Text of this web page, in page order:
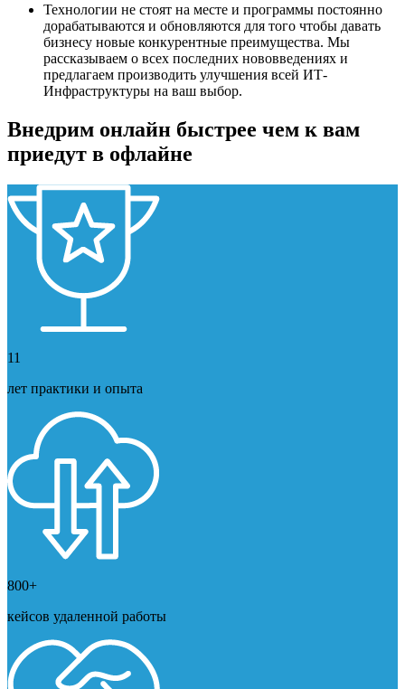
Технологии не стоят на месте и программы постоянно
дорабатываются и обновляются для того чтобы давать
бизнесу новые конкурентные преимущества. Мы
рассказываем о всех последних нововведениях и
предлагаем производить улучшения всей ИТ-
Инфраструктуры на ваш выбор.
Внедрим онлайн быстрее чем к вам
приедут в офлайне
11
лет практики и опыта
800+
кейсов удаленной работы